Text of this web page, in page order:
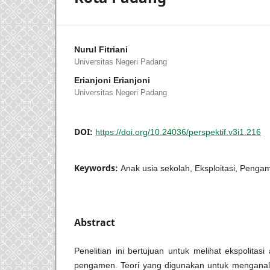
Nurul Fitriani
Universitas Negeri Padang
Erianjoni Erianjoni
Universitas Negeri Padang
DOI: https://doi.org/10.24036/perspektif.v3i1.216
Keywords: Anak usia sekolah, Eksploitasi,
Abstract
Penelitian ini bertujuan untuk melihat
pengamen. Teori yang digunakan untuk